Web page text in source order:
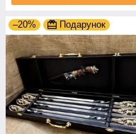
–20% Подарунок